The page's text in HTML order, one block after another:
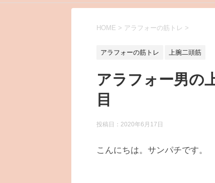
HOME > アラフォーの筋トレ >
アラフォーの筋トレ 上腕二頭筋
アラフォー男の
目
投稿日： 2020年6月17日
こんにちは。サンパチです。